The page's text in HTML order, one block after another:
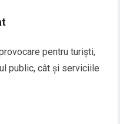
pentru turiști,
public, cât și serviciile